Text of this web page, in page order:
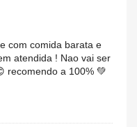
com comida barata e
atendida ! Nao vai ser
recomendo a 100% 💚